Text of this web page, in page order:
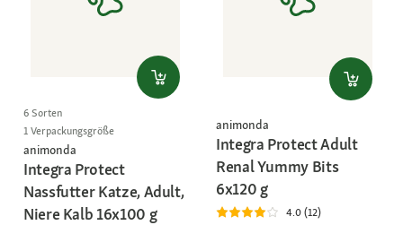
6 Sorten
1 Verpackungsgröße
animonda
Integra Protect
Nassfutter Katze, Adult,
Niere Kalb 16x100 g
animonda
Integra Protect Adult
Renal Yummy Bits
6x120 g
4.0 (12)